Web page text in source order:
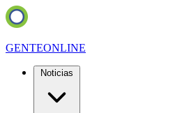
GENTEONLINE
Noticias